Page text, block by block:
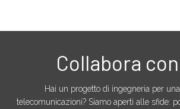
Collabora
Hai un progetto di ingegneria per
telecomunicazioni? Siamo aperti alle sfide: